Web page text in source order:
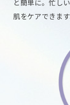
と簡単に。忙し
肌をケアできます